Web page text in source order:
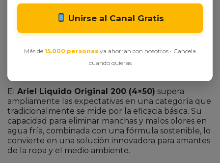
El detergente líquido no contiene fragancias
añadidas ni ingredientes irritantes. Sin embargo,
siempre se recomienda hacer una prueba de
sensibilidad en la piel antes del uso continuado. Las
98% de los usuarios.
Veredicto Final: ¿Merece la pena?
El Ariel Liquido Original 200 (4×50) supera
ampliamente las expectativas en una categoría que
tradicionalmente se mide por la eficacia básica. Su
capacidad para eliminar manchas y malos olores en
agua fría, combinada con una fórmula sostenible, lo
convierte en una solución innovadora para amantes
de la ropa y el medio ambiente.
Unirse al Canal Gratis
Más de 15.000 personas ya ahorran con nosotros • Cancela
cuando quieras